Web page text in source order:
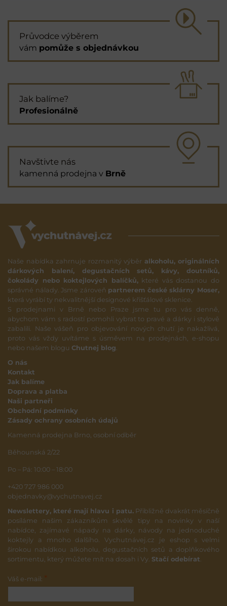
Průvodce výběrem
vám pomůže s objednávkou
Jak balíme?
Profesionálně
Navštivte nás
kamenná prodejna v Brně
Naše nabídka zahrnuje rozmanitý výběr alkoholu, originálních
dárkových balení, degustačních setů, kávy, doutníků,
čokolády nebo koktejlových balíčků,které vás dostanou do
správné nálady. Jsme zároveň partnerem české sklárny Moser,
která vyrábí ty nekvalitnější designové křišťálové sklenice.
S prodejnami v Brně nebo Praze jsme tu pro vás denně,
abychom vám s radostí pomohli vybrat to pravé a dárky i stylově
zabalili. Naše vášeň pro objevování nových chutí je nakažlivá,
proto vás vždy uvítáme s úsměvem na prodejnách, e-shopu
nebo našem blogu Chutnej blog.
O nás
Kontakt
Jak balíme
Doprava a platba
Naši partneři
Obchodní podmínky
Zásady ochrany osobních údajů
Kamenná prodejna Brno, osobní odběr
Běhounská 2/22
Po – Pá: 10:00 – 18:00
+420 727 986 000
objednavky@vychutnavej.cz
Newslettery, které mají hlavu i patu.Přibližně dvakrát měsíčně
posíláme našim zákazníkům skvělé tipy na novinky v naší
nabídce, zajímavé nápady na dárky, návody na jednoduché
koktejly a mnoho dalšího. Vychutnávej.cz je eshop s velmi
širokou nabídkou alkoholu, degustačních setů a doplňkového
sortimentu, který můžete mít na dosah i Vy. Stačí odebírat.
Váš e-mail: